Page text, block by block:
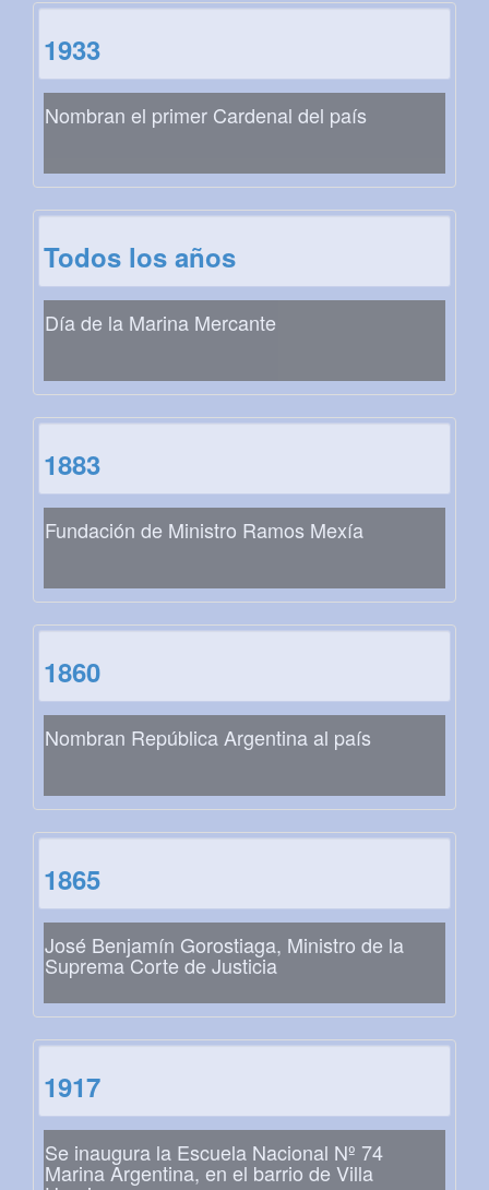
1933
Nombran el primer Cardenal del país
Todos los años
Día de la Marina Mercante
1883
Fundación de Ministro Ramos Mexía
1860
Nombran República Argentina al país
1865
José Benjamín Gorostiaga, Ministro de la
Suprema Corte de Justicia
1917
Se inaugura la Escuela Nacional Nº 74
Marina Argentina, en el barrio de Villa